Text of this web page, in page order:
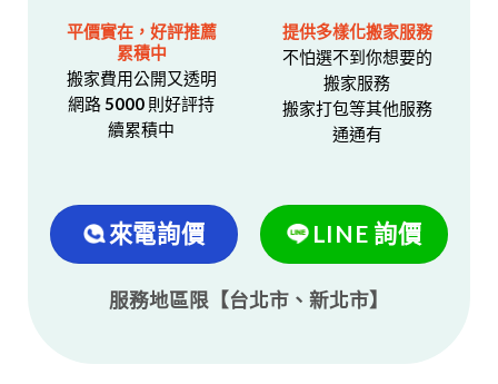
平價實在，好評推薦
累積中
搬家費用公開又透明
網路 5000 則好評持
續累積中
提供多樣化搬家服務
不怕選不到你想要的
搬家服務
搬家打包等其他服務
通通有
來電詢價 LINE 詢價
服務地區限【台北市、新北市】